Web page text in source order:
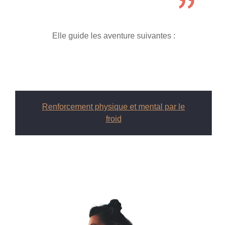
Elle guide les aventure suivantes :
Renforcement physique et mental par le
froid